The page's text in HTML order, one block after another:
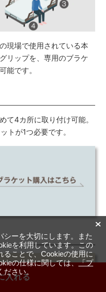
入れる
現場で使用されている本
リップを、専用のブラケ
能です。
て4カ所に取り付け可能。
トが1つ必要です。
シーを大切にします。また
を利用しています。この
ことで、Cookieの使用に
の仕様に関しては、「プ
さい。